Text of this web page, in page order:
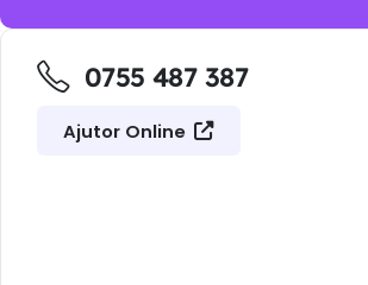
0755 487 387
Ajutor Online